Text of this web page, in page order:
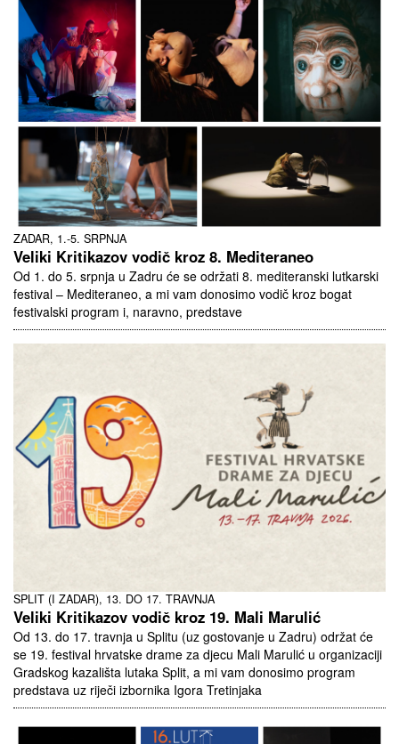
ZADAR, 1.-5. SRPNJA
Veliki Kritikazov vodič kroz 8. Mediteraneo
Od 1. do 5. srpnja u Zadru će se održati 8. mediteranski lutkarski
festival – Mediteraneo, a mi vam donosimo vodič kroz bogat
festivalski program i, naravno, predstave
SPLIT (I ZADAR), 13. DO 17. TRAVNJA
Veliki Kritikazov vodič kroz 19. Mali Marulić
Od 13. do 17. travnja u Splitu (uz gostovanje u Zadru) održat će
se 19. festival hrvatske drame za djecu Mali Marulić u organizaciji
Gradskog kazališta lutaka Split, a mi vam donosimo program
predstava uz riječi izbornika Igora Tretinjaka